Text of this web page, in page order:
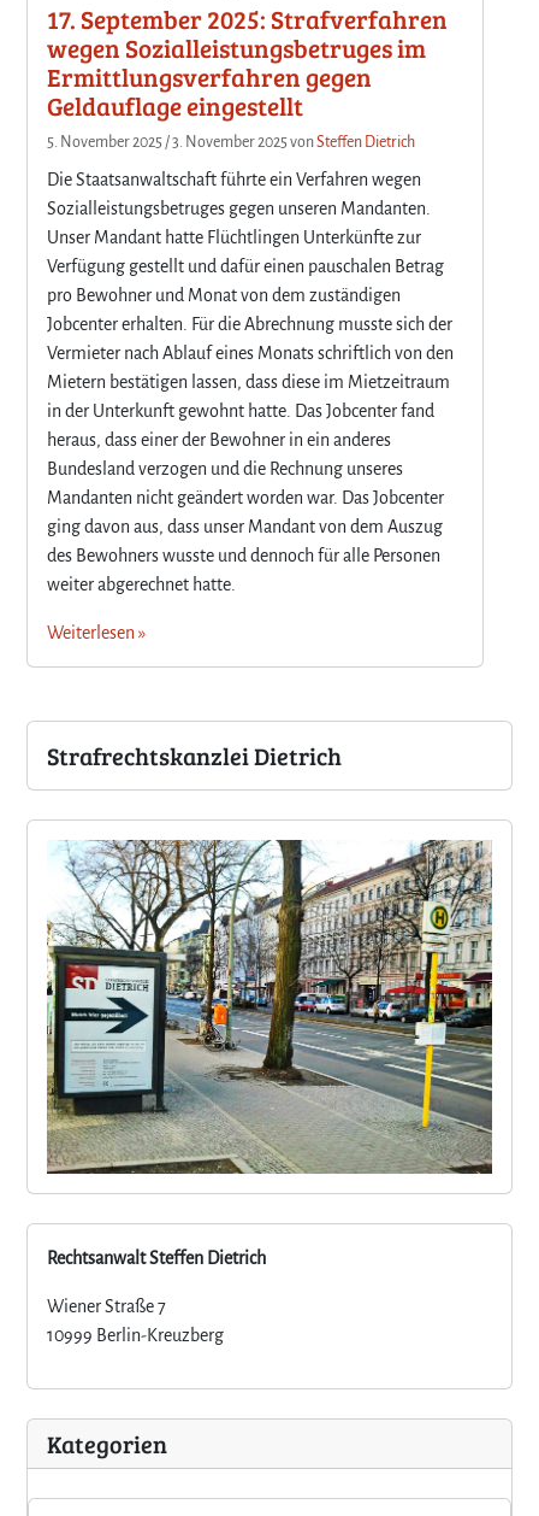
17. September 2025: Strafverfahren
wegen Sozialleistungsbetruges im
Ermittlungsverfahren gegen
Geldauflage eingestellt
5. November 2025 /3. November 2025vonSteffen Dietrich
Die Staatsanwaltschaft führte ein Verfahren wegen
Sozialleistungsbetruges gegen unseren Mandanten.
Unser Mandant hatte Flüchtlingen Unterkünfte zur
Verfügung gestellt und dafür einen pauschalen Betrag
pro Bewohner und Monat von dem zuständigen
Jobcenter erhalten. Für die Abrechnung musste sich der
Vermieter nach Ablauf eines Monats schriftlich von den
Mietern bestätigen lassen, dass diese im Mietzeitraum
in der Unterkunft gewohnt hatte. Das Jobcenter fand
heraus, dass einer der Bewohner in ein anderes
Bundesland verzogen und die Rechnung unseres
Mandanten nicht geändert worden war. Das Jobcenter
ging davon aus, dass unser Mandant von dem Auszug
des Bewohners wusste und dennoch für alle Personen
weiter abgerechnet hatte.
Weiterlesen »
Strafrechtskanzlei Dietrich
Rechtsanwalt Steffen Dietrich
Wiener Straße 7
10999 Berlin-Kreuzberg
Kategorien